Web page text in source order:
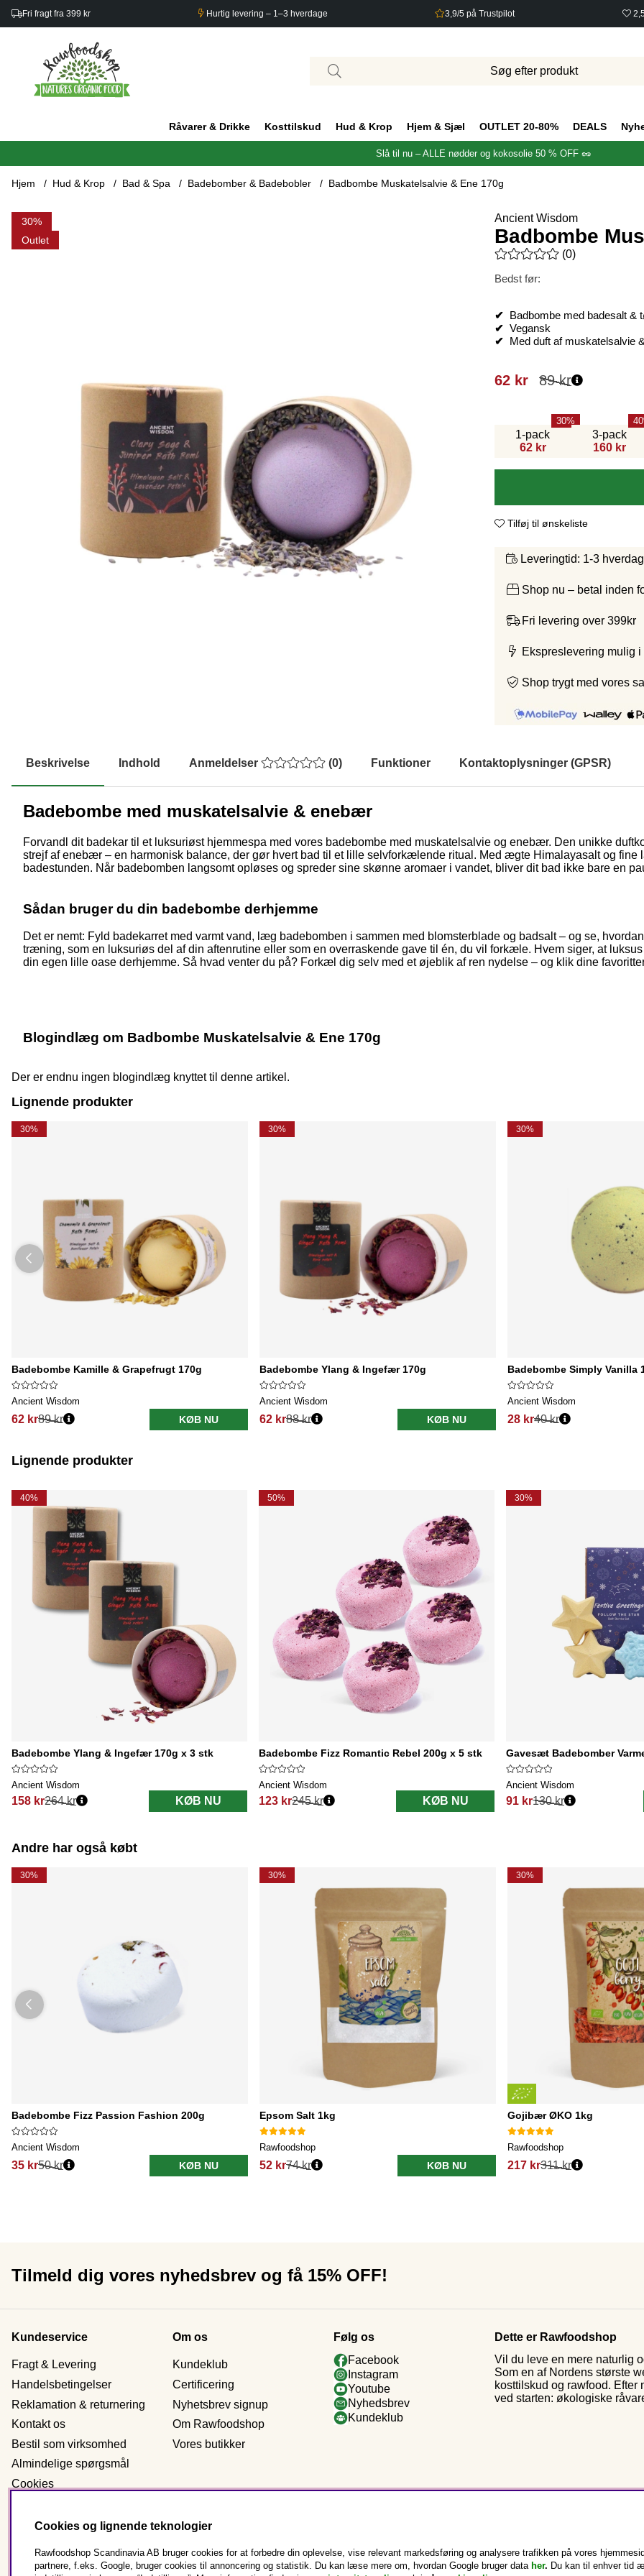
Fri fragt fra 399 kr Hurtig levering – 1–3 hverdage 3,9/5 på Trustpilot
Råvarer & Drikke Kosttilskud Hud & Krop Hjem & Sjæl OUTLET 20-80% DEALS
Slå til nu – ALLE nødder og kokosolie 50 % OFF 🥜
Hjem Hud & Krop Bad & Spa Badebomber & Badebobler Badbombe Muskatelsalvie & Ene 170g
30
Outlet
Produktbilleder Badbombe Muskatelsalvie & Ene 170g Ancient Wisdom
Badbombe
Gennemsnitlig vurdering 0
(0)
Bedst før:
✔
Badbombe med badesalt &
✔ Vegansk
✔
Med duft af muskatelsalvie
89kr
62 kr
1-pack
62 kr
30
3-pack
160 kr
40
Tilføj til ønskeliste
Leveringtid: 1-3
Shop nu – betal inden
Fri levering over 399kr
Ekspreslevering mulig i
Shop trygt med vores
Beskrivelse Indhold Anmeldelser (0) Funktioner Kontaktoplysninger (GPSR)
Badebombe med muskatelsalvie & enebær
Forvandl dit badekar til et luksuriøst hjemmespa med vores badebombe med muskatelsalvie og enebær. Den unikke
strejf af enebær – en harmonisk balance, der gør hvert bad til et lille selvforkælende ritual. Med ægte Himalayasalt og
badestunden. Når badebomben langsomt opløses og spreder sine skønne aromaer i vandet, bliver dit bad ikke bare en
Sådan bruger du din badebombe derhjemme
Det er nemt: Fyld badekarret med varmt vand, læg badebomben i sammen med blomsterblade og badsalt – og se,
træning, som en luksuriøs del af din aftenrutine eller som en overraskende gave til én, du vil forkæle. Hvem siger, at
din egen lille oase derhjemme. Så hvad venter du på? Forkæl dig selv med et øjeblik af ren nydelse – og klik dine
Blogindlæg om Badbombe Muskatelsalvie & Ene 170g
Der er endnu ingen blogindlæg knyttet til denne artikel.
Lignende produkter
30%
Badebombe Kamille & Grapefrugt 170g
Ancient Wisdom
62 kr89 kr KØB NU
30%
Badebombe Ylang & Ingefær 170g
Ancient Wisdom
62 kr88 kr KØB NU
30%
Badebombe Simply Vanilla
Ancient Wisdom
28 kr40 kr
Lignende produkter
40%
Badebombe Ylang & Ingefær 170g x 3 stk
Ancient Wisdom
158 kr
Normalpris:
264 kr KØB NU
50%
Badebombe Fizz Romantic Rebel 200g x 5 stk
Ancient Wisdom
123 kr
Normalpris:
245 kr KØB NU
30%
Gavesæt Badebomber
Ancient Wisdom
91 kr
Normalpris:
130 kr
Andre har også købt
30%
Badebombe Fizz Passion Fashion 200g
Ancient Wisdom
35 kr50 kr KØB NU
30%
Epsom Salt 1kg
Rawfoodshop
52 kr74 kr KØB NU
30%
Gojibær ØKO 1kg
Rawfoodshop
217 kr311 kr
Tilmeld dig vores nyhedsbrev og få 15% OFF!
Kundeservice
Fragt & Levering
Handelsbetingelser
Reklamation & returnering
Kontakt os
Bestil som virksomhed
Almindelige spørgsmål
Cookies
Om os
Kundeklub
Certificering
Nyhetsbrev signup
Om Rawfoodshop
Vores butikker
Følg os
Facebook
Instagram
Youtube
Nyhedsbrev
Kundeklub
Dette er Rawfoodshop
Vil du leve en mere naturlig
Som en af Nordens største
kosttilskud og rawfood. Efter
ved starten: økologiske
Danmark
Cookies og lignende teknologier
Rawfoodshop Scandinavia AB bruger cookies for at forbedre din oplevelse, vise relevant markedsføring og analysere trafikken på vores
partnere, f.eks. Google, bruger cookies til annoncering og statistik. Du kan læse mere om, hvordan Google bruger data her. Du kan til enhver tid